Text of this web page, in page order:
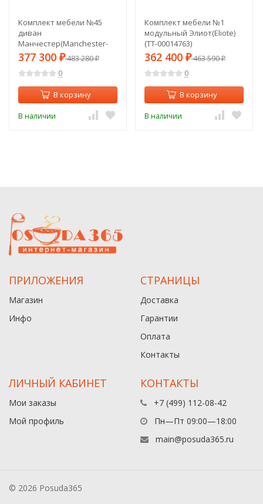
Комплект мебели №45
диван
Манчестер(Manchester-
M)угловой с механизмом
(TT-00013312)
377 300 ₽483 280₽
0
В корзину
В наличии
Комплект мебели №1
модульный Элиот(Eliote)
(TT-00014763)
362 400 ₽463 590₽
0
В корзину
В наличии
ПРИЛОЖЕНИЯ
Магазин
Инфо
СТРАНИЦЫ
Доставка
Гарантии
Оплата
Контакты
ЛИЧНЫЙ КАБИНЕТ
Мои заказы
Мой профиль
КОНТАКТЫ
+7 (499) 112-08-42
Пн—Пт 09:00—18:00
main@posuda365.ru
© 2026 Posuda365